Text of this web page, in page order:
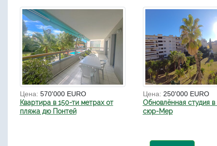
Цена: 570'000 EURO
Квартира в 150-ти метрах от
пляжа дю Понтей
Цена: 250'000 EURO
Обновлённая студия в
сюр-Мер